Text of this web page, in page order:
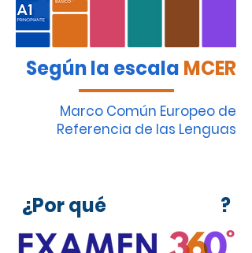
Según la escala MCER
Marco Común Europeo de
Referencia de las Lenguas
¿Por qué ?